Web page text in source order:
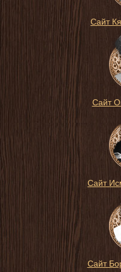
Сайт
Сайт
Сайт
Сайт